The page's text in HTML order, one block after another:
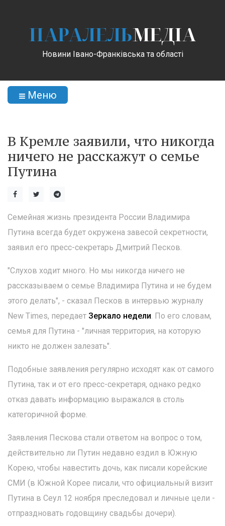
ПАРАЛЕЛЬМЕДІА
Новини Івано-Франківська та області
Меню
В Кремле заявили, что никогда
ничего не расскажут о семье
Путина
Семейная жизнь президента России Владимира
Путина всегда будет окружена завесой секретности,
заявил его пресс-секретарь Дмитрий Песков.
"Слухов ходит много. Но мы никогда ничего не
рассказываем о семье Владимира Путина и не будем
этого делать", - сказал Песков в интервью журналу
New Times, передает Зеркало недели. По его словам,
семья для Путина - "личная территория, на которую
никто не должен залезать".
Подобные заявления регулярно исходят как от самого
Путина, так и от его пресс-секретаря, однако редко
отказ давать информацию выражался в столь
категоричной форме.
Заявления Пескова стали ответом на вопрос о том,
действительно ли Путин недавно ездил в Южную
Корею, чтобы навестить дочь, как писали корейские
СМИ (в Южной Корее писали, что официальный визит
Путина в Сеул 12 ноября преследовал и личные цели -
отпраздновать годовщину свадьбы дочери).